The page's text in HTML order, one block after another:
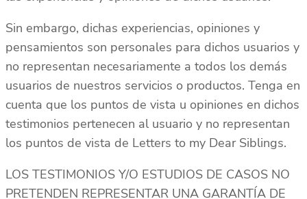
Sin embargo, dichas experiencias, opiniones y
pensamientos son personales para dichos usuarios y
no representan necesariamente a todos los demás
usuarios de nuestros servicios o productos. Tenga en
cuenta que los puntos de vista u opiniones en dichos
testimonios pertenecen al usuario y no representan
los puntos de vista de Letters to my Dear Siblings.
LOS TESTIMONIOS Y/O ESTUDIOS DE CASOS NO
PRETENDEN REPRESENTAR UNA GARANTÍA DE